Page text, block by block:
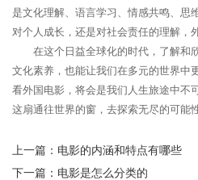
是文化理解、语言学习、情感共鸣、思
对个人成长，还是对社会责任的理解，
在这个日益全球化的时代，了解和
文化素养，也能让我们在多元的世界中
看外国电影，将会是我们人生旅途中不
这扇通往世界的窗，去探索无尽的可能
上一篇： 电影的内涵和特点有哪些
下一篇： 电影是怎么分类的